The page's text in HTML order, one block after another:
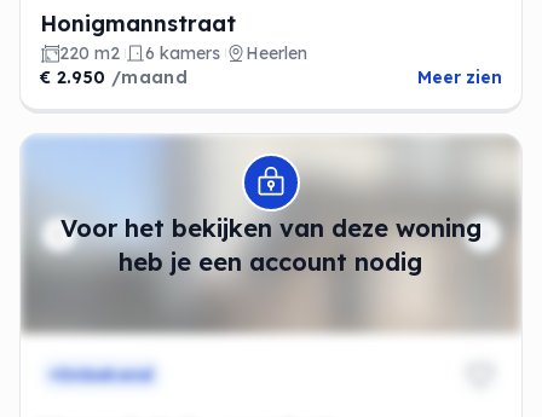
Honigmannstraat
220 m2 6 kamers
Heerlen
€ 2.950 /maand Meer zien
Voor het bekijken van deze woning
heb je een account nodig
Modal openen
Onbekend